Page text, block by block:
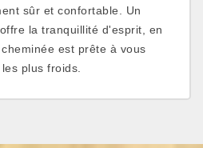
sûr et confortable. Un
la tranquillité d'esprit, en
est prête à vous
plus froids.